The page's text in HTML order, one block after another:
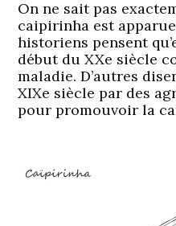
On ne sait pas
caipirinha est
historiens pensent
début du XXe siècle
maladie. D’autres
XIXe siècle par des
pour promouvoir la